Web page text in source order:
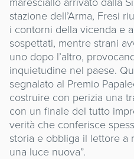
stazione dell’Arma, Fresi
i contorni della vicenda e
sospettati, mentre strani
uno dopo l’altro,
inquietudine nel paese.
segnalato al Premio
costruire con perizia una
con un finale del tutto
verità che conferisce
storia e obbliga il lettore a
una luce nuova”.